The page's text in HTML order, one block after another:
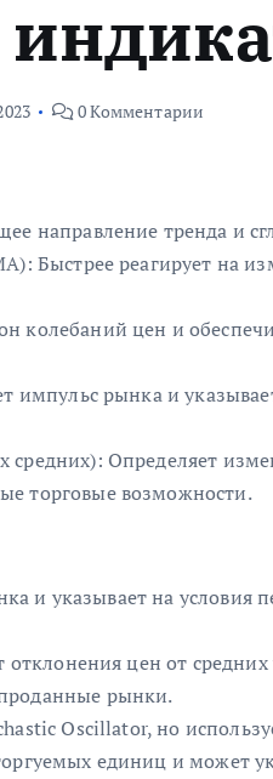
0 Комментарии
направление тренда и
Быстрее реагирует на
колебаний цен и
импульс рынка и
средних): Определяет
торговые возможности.
и указывает на условия
цен от
рынки.
Oscillator, но
единиц и может